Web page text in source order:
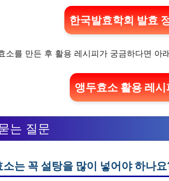
한국발효학회 발효
소를 만든 후 활용 레시피가 궁금하다면 아
앵두효소 활용 레
는 질문
소는 꼭 설탕을 많이 넣어야 하나